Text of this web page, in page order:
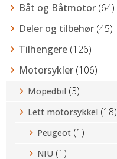
Båt og Båtmotor (64)
Deler og tilbehør (45)
Tilhengere (126)
Motorsykler (106)
Mopedbil (3)
Lett motorsykkel (18)
Peugeot (1)
NIU (1)